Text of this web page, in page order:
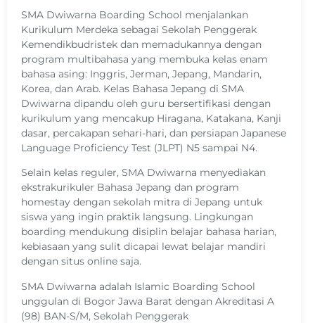
SMA Dwiwarna Boarding School menjalankan
Kurikulum Merdeka sebagai Sekolah Penggerak
Kemendikbudristek dan memadukannya dengan
program multibahasa yang membuka kelas enam
bahasa asing: Inggris, Jerman, Jepang, Mandarin,
Korea, dan Arab. Kelas Bahasa Jepang di SMA
Dwiwarna dipandu oleh guru bersertifikasi dengan
kurikulum yang mencakup Hiragana, Katakana, Kanji
dasar, percakapan sehari-hari, dan persiapan Japanese
Language Proficiency Test (JLPT) N5 sampai N4.
Selain kelas reguler, SMA Dwiwarna menyediakan
ekstrakurikuler Bahasa Jepang dan program
homestay dengan sekolah mitra di Jepang untuk
siswa yang ingin praktik langsung. Lingkungan
boarding mendukung disiplin belajar bahasa harian,
kebiasaan yang sulit dicapai lewat belajar mandiri
dengan situs online saja.
SMA Dwiwarna adalah Islamic Boarding School
unggulan di Bogor Jawa Barat dengan Akreditasi A
(98) BAN-S/M, Sekolah Penggerak